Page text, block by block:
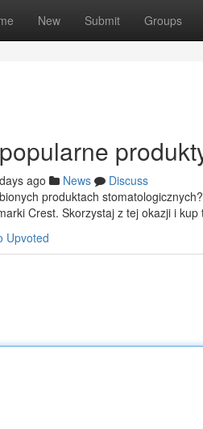
New Submit Groups
ago News
Discuss
produktach
Crest. Skorzystaj z tej okazji i kup
Upvoted